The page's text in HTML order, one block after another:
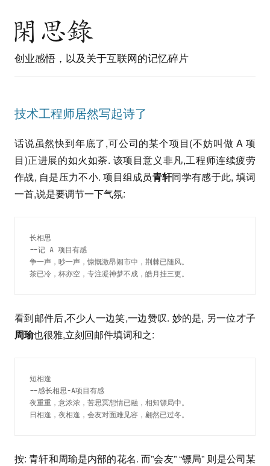
创业感悟，以及关于互联网的记忆碎片
技术工程师居然写起诗了
话说虽然快到年底了,可公司的某个项目(不妨叫做 A 项
目)正进展的如火如荼. 该项目意义非凡,工程师连续疲劳
作战, 自是压力不小. 项目组成员青轩同学有感于此, 填词
一首,说是要调节一下气氛:
长相思
--记 A 项目有感
争一声，吵一声，慷慨激昂闹市中，荆棘已随风。
茶已冷，杯亦空，专注凝神梦不成，皓月挂三更。
看到邮件后,不少人一边笑,一边赞叹. 妙的是, 另一位才子
周瑜也很雅,立刻回邮件填词和之:
短相逢
--感长相思-A项目有感
夜重重，意浓浓，苦思冥想情已融，相知镖局中。
日相逢，夜相逢，会友对面难见容，翩然已过冬。
按: 青轩和周瑜是内部的花名. 而”会友” “镖局” 则是公司某